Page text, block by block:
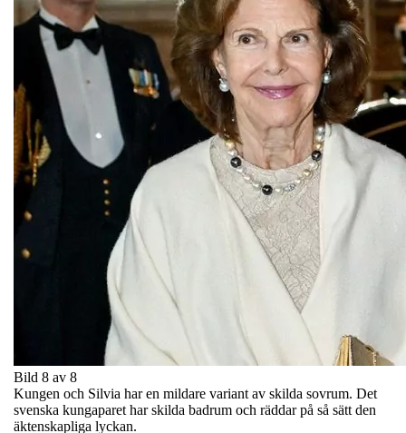
Bild 8 av 8
Kungen och Silvia har en mildare variant av skilda sovrum. Det
svenska kungaparet har skilda badrum och räddar på så sätt den
äktenskapliga lyckan.